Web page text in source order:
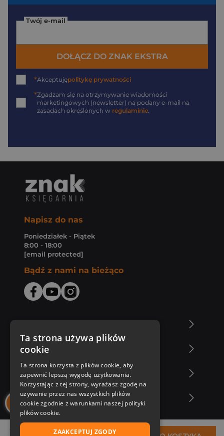
Twój e-mail
DOŁĄCZ DO ZNAK EKSTRA
*Akceptujępolitykę prywatności
*Zgadzam się na otrzymywanie wiadomości
marketingowych (newsletter) na podany e-mail na
zasadach określonych w regulaminie.
Napisz do nas
Poniedziałek - Piątek
8:00 - 18:00
[email protected]
Bądź z nami na bieżąco
Zakupy u nas
Nasza oferta
Nasi autorzy
Ta strona używa plików
cookie
Ta strona korzysta z plików cookie, aby
zapewnić lepszą wygodę użytkowania.
Korzystając z tej strony, wyrażasz zgodę na
używanie przez nas wszystkich plików
cookie zgodnie z warunkami naszej polityki
plików cookie.
ZAAKCEPTUJ ZGODY